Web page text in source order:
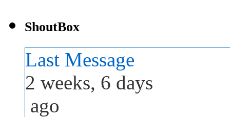
ShoutBox
Last Message
2 weeks, 6 days
ago